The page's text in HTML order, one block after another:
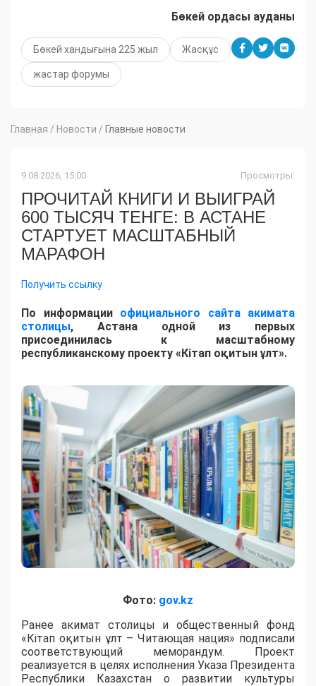
Бөкей ордасы ауданы
Бөкей хандығына 225 жыл Жасқұс
жастар форумы
Главная / Новости / Главные новости
9.08.2026, 15:00 Просмотры:
ПРОЧИТАЙ КНИГИ И ВЫИГРАЙ
600 ТЫСЯЧ ТЕНГЕ: В АСТАНЕ
СТАРТУЕТ МАСШТАБНЫЙ
МАРАФОН
Получить ссылку
По информации официального сайта акимата
столицы, Астана одной из первых
присоединилась к масштабному
республиканскому проекту «Кітап оқитын ұлт».
Фото: gov.kz
Ранее акимат столицы и общественный фонд
«Кітап оқитын ұлт – Читающая нация» подписали
соответствующий меморандум. Проект
реализуется в целях исполнения Указа Президента
Республики Казахстан о развитии культуры